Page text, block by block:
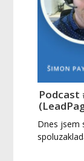
Podcast
Dnes jsem